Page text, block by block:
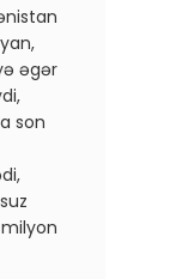
əgər
son